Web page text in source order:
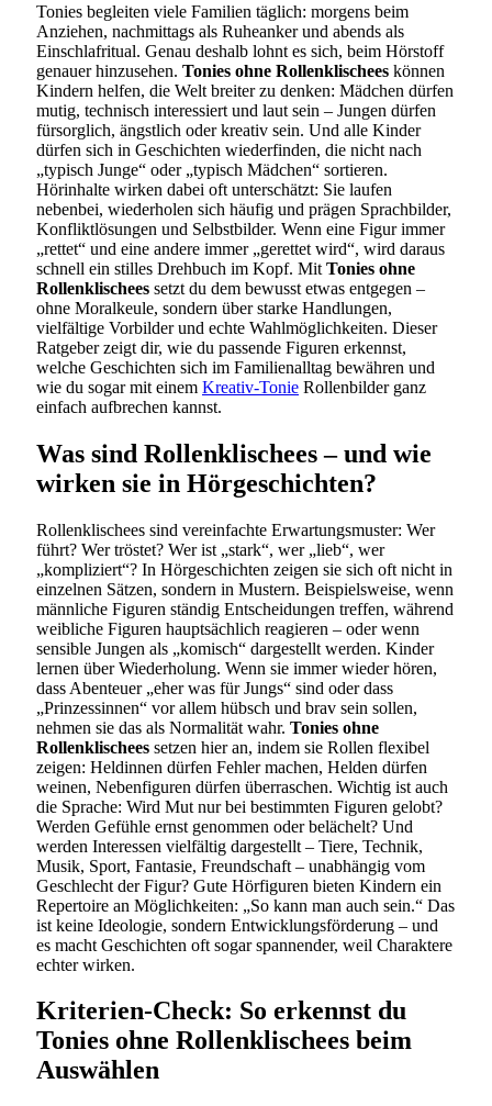
Tonies begleiten viele Familien täglich: morgens beim
Anziehen, nachmittags als Ruheanker und abends als
Einschlafritual. Genau deshalb lohnt es sich, beim Hörstoff
genauer hinzusehen. Tonies ohne Rollenklischees können
Kindern helfen, die Welt breiter zu denken: Mädchen dürfen
mutig, technisch interessiert und laut sein – Jungen dürfen
fürsorglich, ängstlich oder kreativ sein. Und alle Kinder
dürfen sich in Geschichten wiederfinden, die nicht nach
„typisch Junge“ oder „typisch Mädchen“ sortieren.
Hörinhalte wirken dabei oft unterschätzt: Sie laufen
nebenbei, wiederholen sich häufig und prägen Sprachbilder,
Konfliktlösungen und Selbstbilder. Wenn eine Figur immer
„rettet“ und eine andere immer „gerettet wird“, wird daraus
schnell ein stilles Drehbuch im Kopf. Mit Tonies ohne
Rollenklischees setzt du dem bewusst etwas entgegen –
ohne Moralkeule, sondern über starke Handlungen,
vielfältige Vorbilder und echte Wahlmöglichkeiten. Dieser
Ratgeber zeigt dir, wie du passende Figuren erkennst,
welche Geschichten sich im Familienalltag bewähren und
wie du sogar mit einem Kreativ-Tonie Rollenbilder ganz
einfach aufbrechen kannst.
Was sind Rollenklischees – und wie
wirken sie in Hörgeschichten?
Rollenklischees sind vereinfachte Erwartungsmuster: Wer
führt? Wer tröstet? Wer ist „stark“, wer „lieb“, wer
„kompliziert“? In Hörgeschichten zeigen sie sich oft nicht in
einzelnen Sätzen, sondern in Mustern. Beispielsweise, wenn
männliche Figuren ständig Entscheidungen treffen, während
weibliche Figuren hauptsächlich reagieren – oder wenn
sensible Jungen als „komisch“ dargestellt werden. Kinder
lernen über Wiederholung. Wenn sie immer wieder hören,
dass Abenteuer „eher was für Jungs“ sind oder dass
„Prinzessinnen“ vor allem hübsch und brav sein sollen,
nehmen sie das als Normalität wahr. Tonies ohne
Rollenklischees setzen hier an, indem sie Rollen flexibel
zeigen: Heldinnen dürfen Fehler machen, Helden dürfen
weinen, Nebenfiguren dürfen überraschen. Wichtig ist auch
die Sprache: Wird Mut nur bei bestimmten Figuren gelobt?
Werden Gefühle ernst genommen oder belächelt? Und
werden Interessen vielfältig dargestellt – Tiere, Technik,
Musik, Sport, Fantasie, Freundschaft – unabhängig vom
Geschlecht der Figur? Gute Hörfiguren bieten Kindern ein
Repertoire an Möglichkeiten: „So kann man auch sein.“ Das
ist keine Ideologie, sondern Entwicklungsförderung – und
es macht Geschichten oft sogar spannender, weil Charaktere
echter wirken.
Kriterien-Check: So erkennst du
Tonies ohne Rollenklischees beim
Auswählen